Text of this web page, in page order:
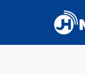
conteúdo